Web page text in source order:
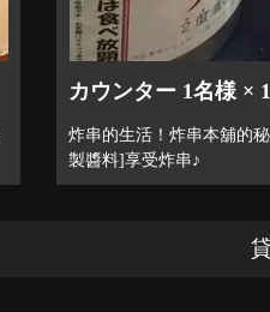
カウンター 1名様 × 1
炸串的生活！炸串本舖的
製醬料]享受炸串♪